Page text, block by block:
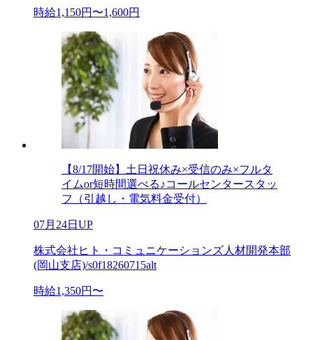
時給1,150円〜1,600円
【8/17開始】土日祝休み×受信のみ×フルタ
イムor短時間選べる♪コールセンタースタッ
フ（引越し・電気料金受付）
07月24日UP
株式会社ヒト・コミュニケーションズ人材開発本部
(岡山支店)/s0f18260715alt
時給1,350円〜